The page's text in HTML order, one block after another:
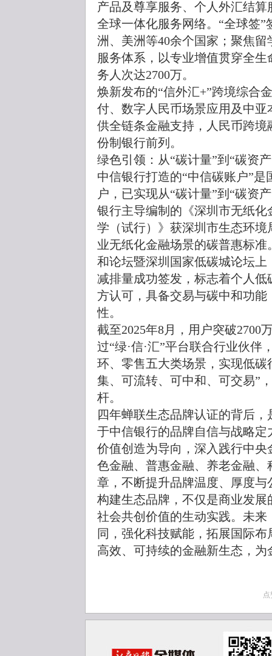
产品及尊享服务、个人外汇结
全球一体化服务网络。“全球签
洲、美洲等40余个国家；聚焦
服务体系，以专业增值贯穿全
务人次达2700万。
焕新发布的“信外汇+”跨境综合
付、数字人民币场景应用及中
供全链条金融支持，人民币跨
份制银行前列。
绿色引领：从“碳计量”到“碳资
中信银行打造的“中信碳账户”
户，已实现从“碳计量”到“碳资
银行主导编制的《深圳市无纸
学（试行）》获深圳市生态环
业无纸化金融场景的碳普惠标
和论坛暨深圳国家低碳城论坛
减排量成功签发，标志着个人
方认可，具备交易与碳中和功
性。
截至2025年8月，用户突破2700
过“绿·信·汇”平台联合行业伙伴
环、零售五大类场景，实现低
集、可流转、可中和、可交易”
杆。
四年蝉联生态品牌认证的背后
于中信银行的品牌自信与战略
价值创造为导向，深入践行中
色金融、普惠金融、养老金融
章，不断提升品牌温度、厚度与
构建生态品牌，不仅是商业发
社会共创价值的生动实践。未
同，强化科技赋能，拓展国际
高效、可持续的金融新生态，
点